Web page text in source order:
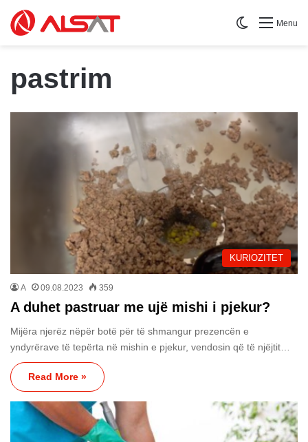
Menu
Switch skin
pastrim
KURIOZITET
A 09.08.2023 359
A duhet pastruar me ujë mishi i pjekur?
Mijëra njerëz nëpër botë për të shmangur prezencën e
yndyrërave të tepërta në mishin e pjekur, vendosin që të njëjtit…
Read More »